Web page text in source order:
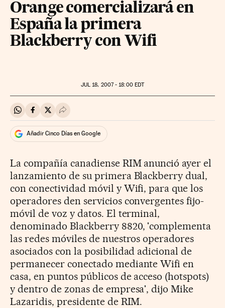
Orange comercializará en
España la primera
Blackberry con Wifi
JUL 18, 2007 - 18:00EDT
Compartir en Whatsapp
Compartir en Facebook
Compartir en Twitter
Desplegar Redes Sociales
Añadir Cinco Días en Google
La compañía canadiense RIM anunció ayer el
lanzamiento de su primera Blackberry dual,
con conectividad móvil y Wifi, para que los
operadores den servicios convergentes fijo-
móvil de voz y datos. El terminal,
denominado Blackberry 8820, 'complementa
las redes móviles de nuestros operadores
asociados con la posibilidad adicional de
permanecer conectado mediante Wifi en
casa, en puntos públicos de acceso (hotspots)
y dentro de zonas de empresa', dijo Mike
Lazaridis, presidente de RIM.